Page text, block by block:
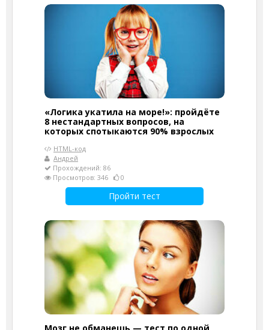
«Логика укатила на море!»: пройдёте
8 нестандартных вопросов, на
которых спотыкаются 90% взрослых
HTML-код
Андрей
Прохождений: 86
Просмотров: 346
0
Пройти тест